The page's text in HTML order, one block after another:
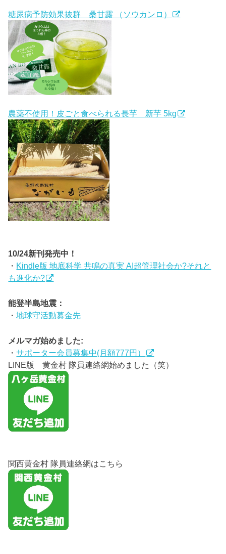
糖尿病予防効果抜群 桑甘露 （ソウカンロ）
農薬不使用！皮ごと食べられる長芋 新芋 5kg
10/24新刊発売中！
・ Kindle版 地底科学 共鳴の真実 AI超管理社会か?それと
も進化か?
能登半島地震：
・地球守活動募金先
メルマガ始めました:
・サポーター会員募集中(月額777円）
LINE版 黄金村 隊員連絡網始めました（笑）
関西黄金村 隊員連絡網はこちら